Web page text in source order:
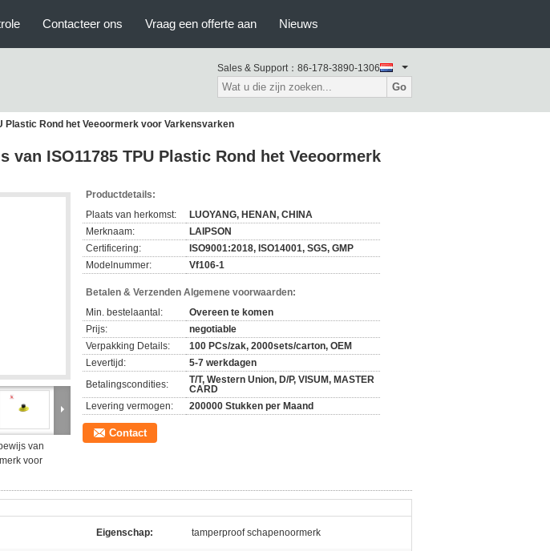
Contacteer ons Vraag een offerte aan Nieuws
Sales & Support： 86-178-3890-1306
Go
Plastic Rond het Veeoormerk voor Varkensvarken
van ISO11785 TPU Plastic Rond het Veeoormerk
van
voor
Productdetails:
Plaats van herkomst:
LUOYANG, HENAN, CHINA
Merknaam:
LAIPSON
Certificering:
ISO9001:2018, ISO14001, SGS, GMP
Modelnummer:
Vf106-1
Betalen & Verzenden Algemene voorwaarden:
Min. bestelaantal:
Overeen te komen
Prijs:
negotiable
Verpakking Details:
100 PCs/zak, 2000sets/carton, OEM
Levertijd:
5-7 werkdagen
Betalingscondities:
T/T, Western Union, D/P, VISUM, MASTER
CARD
Levering vermogen:
200000 Stukken per Maand
Contact
Eigenschap: tamperproof schapenoormerk